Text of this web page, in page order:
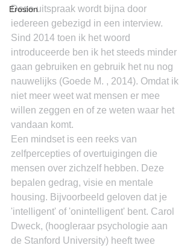
Erosion
Deze uitspraak wordt bijna door
iedereen gebezigd in een interview.
Sind 2014 toen ik het woord
introduceerde ben ik het steeds minder
gaan gebruiken en gebruik het nu nog
nauwelijks (Goede M. , 2014). Omdat ik
niet meer weet wat mensen er mee
willen zeggen en of ze weten waar het
vandaan komt.
Een mindset is een reeks van
zelfpercepties of overtuigingen die
mensen over zichzelf hebben. Deze
bepalen gedrag, visie en mentale
housing. Bijvoorbeeld geloven dat je
'intelligent' of 'onintelligent' bent. Carol
Dweck, (hoogleraar psychologie aan
de Stanford University) heeft twee